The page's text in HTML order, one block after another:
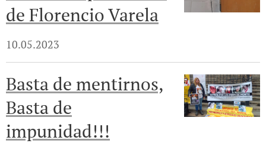
de Florencio Varela
10.05.2023
Basta de mentirnos,
Basta de
impunidad!!!